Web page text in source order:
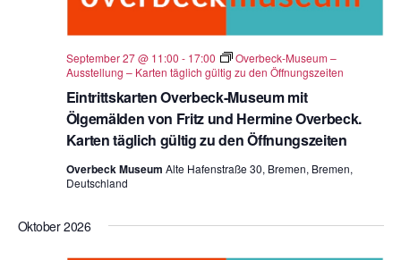
Eintrittskarten Overbeck-Museum mit
Ölgemälden von Fritz und Hermine Overbeck.
Karten täglich gültig zu den Öffnungszeiten
September 27 @ 11:00 - 17:00
Overbeck-Museum –
Ausstellung – Karten täglich gültig zu den Öffnungszeiten
Overbeck Museum Alte Hafenstraße 30, Bremen, Bremen,
Deutschland
Oktober 2026